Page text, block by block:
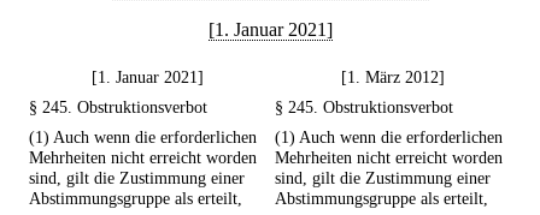
[1. Januar 2021]
[1. Januar 2021]
[1. März 2012]
§ 245. Obstruktionsverbot
§ 245. Obstruktionsverbot
(1) Auch wenn die erforderlichen
Mehrheiten nicht erreicht worden
sind, gilt die Zustimmung einer
Abstimmungsgruppe als erteilt,
(1) Auch wenn die erforderlichen
Mehrheiten nicht erreicht worden
sind, gilt die Zustimmung einer
Abstimmungsgruppe als erteilt,